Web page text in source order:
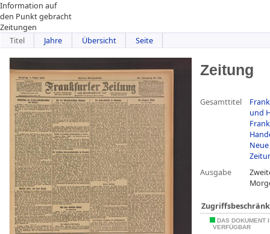
Information auf
den Punkt gebracht
Zeitungen
Titel
Jahre Übersicht Seite
Zeitung
Gesamttitel
und
Ausgabe
DAS DOKUMENT
VERFÜGBAR